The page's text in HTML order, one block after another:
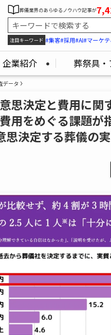
葬儀業界のあらゆるノウハウ記事が
注目キーワード #集客#採用#AI#マーケ
企業紹介 葬祭具
データ
意思決定と費用に
用をめぐる課題が
思決定する葬儀の